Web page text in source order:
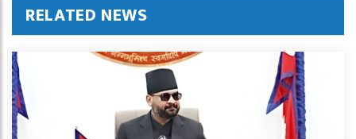
RELATED NEWS